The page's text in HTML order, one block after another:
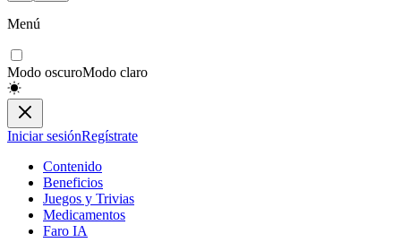
Menú
Modo oscuroModo claro
Iniciar sesiónRegístrate
Contenido
Beneficios
Juegos y Trivias
Medicamentos
Faro IA